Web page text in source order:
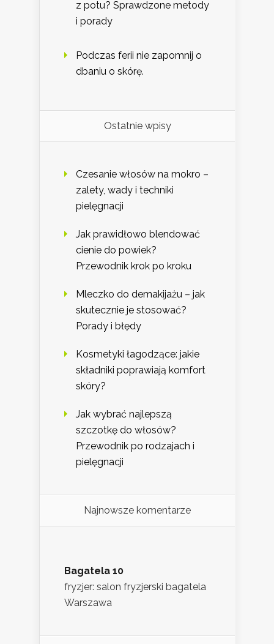
z potu? Sprawdzone metody
i porady
Podczas ferii nie zapomnij o
dbaniu o skórę.
Ostatnie wpisy
Czesanie włosów na mokro –
zalety, wady i techniki
pielęgnacji
Jak prawidłowo blendować
cienie do powiek?
Przewodnik krok po kroku
Mleczko do demakijażu – jak
skutecznie je stosować?
Porady i błędy
Kosmetyki łagodzące: jakie
składniki poprawiają komfort
skóry?
Jak wybrać najlepszą
szczotkę do włosów?
Przewodnik po rodzajach i
pielęgnacji
Najnowsze komentarze
Bagatela 10
fryzjer: salon fryzjerski bagatela
Warszawa